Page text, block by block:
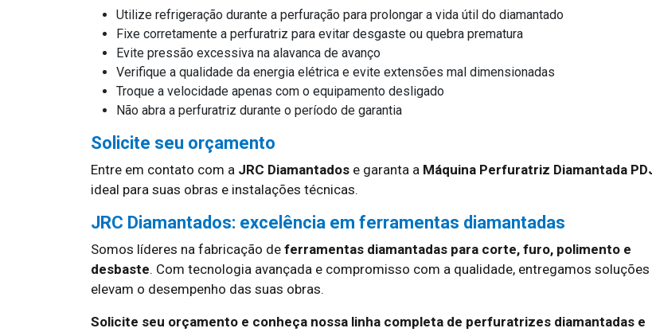
Utilize refrigeração durante a perfuração para prolongar a vida útil do diamantado
Fixe corretamente a perfuratriz para evitar desgaste ou quebra prematura
Evite pressão excessiva na alavanca de avanço
Verifique a qualidade da energia elétrica e evite extensões mal dimensionadas
Troque a velocidade apenas com o equipamento desligado
Não abra a perfuratriz durante o período de garantia
Solicite seu orçamento
Entre em contato com a JRC Diamantados e garanta a Máquina Perfuratriz Diamantada
ideal para suas obras e instalações técnicas.
JRC Diamantados: excelência em ferramentas diamantadas
Somos líderes na fabricação de ferramentas diamantadas para corte, furo, polimento e
desbaste. Com tecnologia avançada e compromisso com a qualidade, entregamos soluções
elevam o desempenho das suas obras.
Solicite seu orçamento e conheça nossa linha completa de perfuratrizes diamantadas e